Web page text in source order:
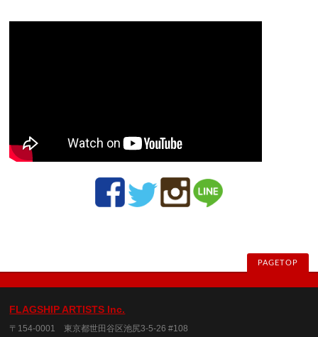
PAGETOP
FLAGSHIP ARTISTS Inc.
〒154-0001 東京都世田谷区池尻3-5-26 #108